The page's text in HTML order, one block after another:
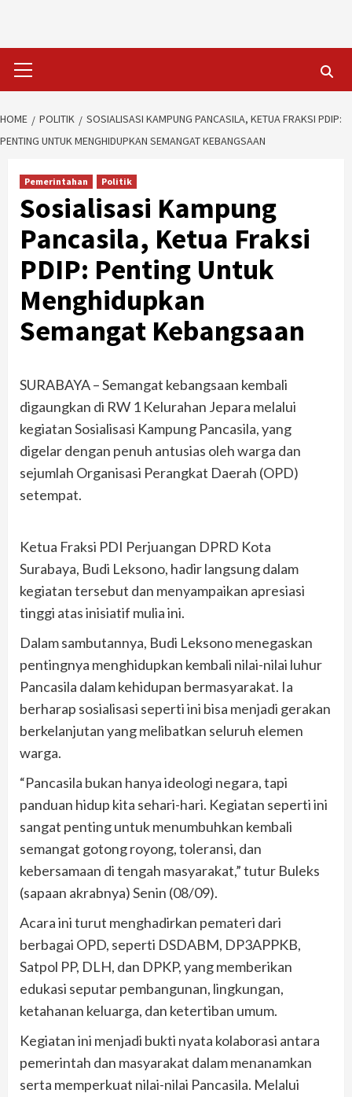
Menu
HOME POLITIK
SOSIALISASI KAMPUNG PANCASILA, KETUA FRAKSI PDIP:
PENTING UNTUK MENGHIDUPKAN SEMANGAT KEBANGSAAN
Pemerintahan Politik
Sosialisasi Kampung
Pancasila, Ketua Fraksi
PDIP: Penting Untuk
Menghidupkan
Semangat Kebangsaan
SURABAYA – Semangat kebangsaan kembali
digaungkan di RW 1 Kelurahan Jepara melalui
kegiatan Sosialisasi Kampung Pancasila, yang
digelar dengan penuh antusias oleh warga dan
sejumlah Organisasi Perangkat Daerah (OPD)
setempat.
Ketua Fraksi PDI Perjuangan DPRD Kota
Surabaya, Budi Leksono, hadir langsung dalam
kegiatan tersebut dan menyampaikan apresiasi
tinggi atas inisiatif mulia ini.
Dalam sambutannya, Budi Leksono menegaskan
pentingnya menghidupkan kembali nilai-nilai luhur
Pancasila dalam kehidupan bermasyarakat. Ia
berharap sosialisasi seperti ini bisa menjadi gerakan
berkelanjutan yang melibatkan seluruh elemen
warga.
“Pancasila bukan hanya ideologi negara, tapi
panduan hidup kita sehari-hari. Kegiatan seperti ini
sangat penting untuk menumbuhkan kembali
semangat gotong royong, toleransi, dan
kebersamaan di tengah masyarakat,” tutur Buleks
(sapaan akrabnya) Senin (08/09).
Acara ini turut menghadirkan pemateri dari
berbagai OPD, seperti DSDABM, DP3APPKB,
Satpol PP, DLH, dan DPKP, yang memberikan
edukasi seputar pembangunan, lingkungan,
ketahanan keluarga, dan ketertiban umum.
Kegiatan ini menjadi bukti nyata kolaborasi antara
pemerintah dan masyarakat dalam menanamkan
serta memperkuat nilai-nilai Pancasila. Melalui